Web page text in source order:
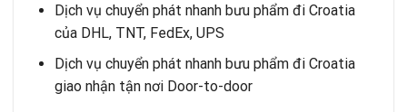
Dịch vụ chuyển phát nhanh bưu phẩm đi Croatia
của DHL, TNT, FedEx, UPS
Dịch vụ chuyển phát nhanh bưu phẩm đi Croatia
giao nhận tận nơi Door-to-door